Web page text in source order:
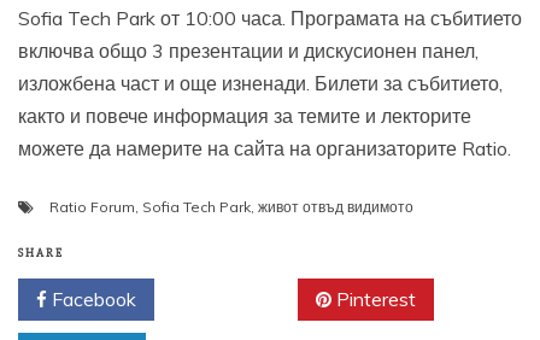
Sofia Tech Park от 10:00 часа. Програмата на събитието
включва общо 3 презентации и дискусионен панел,
изложбена част и още изненади. Билети за събитието,
както и повече информация за темите и лекторите
можете да намерите на сайта на организаторите Ratio.
Ratio Forum, Sofia Tech Park, живот отвъд видимото
SHARE
Facebook Pinterest